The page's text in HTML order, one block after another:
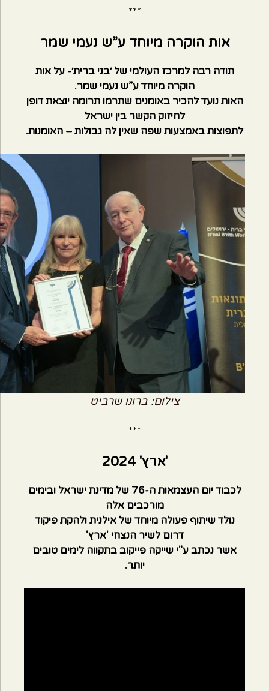
***
אות הוקרה מיוחד ע”ש נעמי שמר
תודה רבה למרכז העולמי של ׳בני ברית׳- על אות
הוקרה מיוחד ע”ש נעמי שמר.
האות נועד להכיר באומנים שתרמו תרומה יוצאת דופן
לחיזוק הקשר בין ישראל
לתפוצות באמצעות שפה שאין לה גבולות – האומנות.
צילום: ברונו שרביט
***
'ארץ' 2024
לכבוד יום העצמאות ה-76 של מדינת ישראל ובימים
מורכבים אלה
נולד שיתוף פעולה מיוחד של אילנית ולהקת פיקוד
דרום לשיר הנצחי 'ארץ'
אשר נכתב ע"י שייקה פייקוב בתקווה לימים טובים
יותר.